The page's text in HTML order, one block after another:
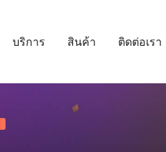
บริการ สินค้า ติดต่อเรา